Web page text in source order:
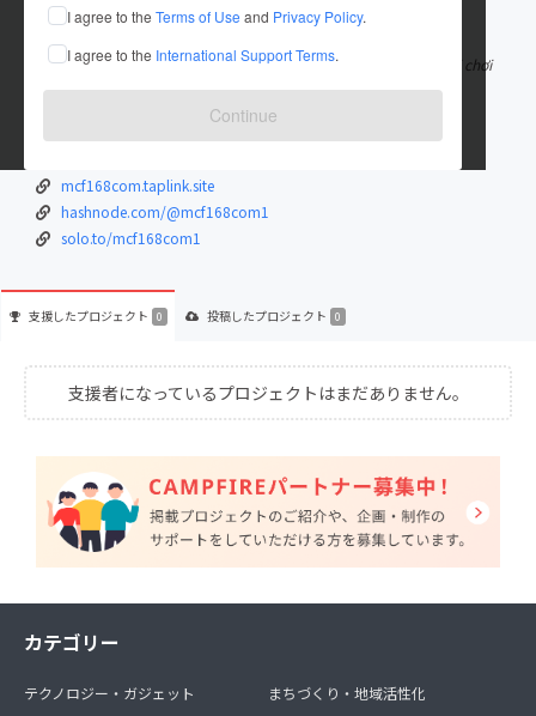
I agree to the Terms of Use and Privacy Policy.
I agree to the International Support Terms.
Continue
出身国：日本
F168 mang đến không gian giải trí trực tuyến an toàn, nơi người chơi
có thể khám phá hàng もっと見る
mcf168com.taplink.site
hashnode.com/@mcf168com1
solo.to/mcf168com1
支援したプロジェクト 0 投稿したプロジェクト 0
支援者になっているプロジェクトはまだありません。
カテゴリー
テクノロジー・ガジェット
まちづくり・地域活性化